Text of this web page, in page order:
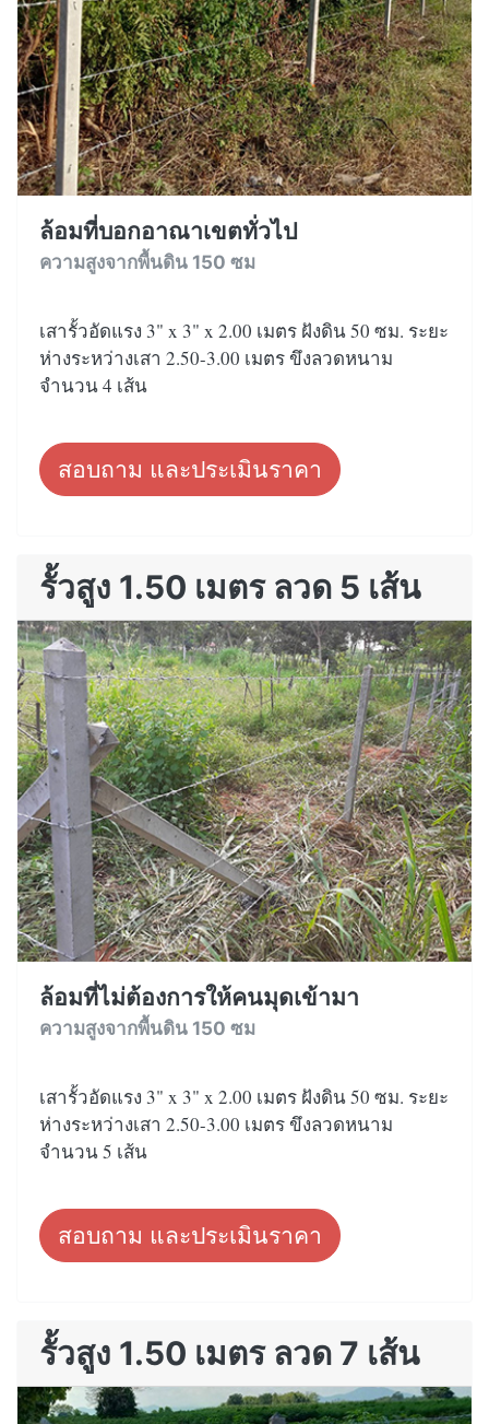
ล้อมที่บอกอาณาเขตทั่วไป
ความสูงจากพื้นดิน 150 ซม
เสารั้วอัดแรง 3" x 3" x 2.00 เมตร ฝังดิน 50 ซม. ระยะ
ห่างระหว่างเสา 2.50-3.00 เมตร ขึงลวดหนาม
จำนวน 4 เส้น
สอบถาม และประเมินราคา
รั้วสูง 1.50 เมตร ลวด 5 เส้น
ล้อมที่ไม่ต้องการให้คนมุดเข้ามา
ความสูงจากพื้นดิน 150 ซม
เสารั้วอัดแรง 3" x 3" x 2.00 เมตร ฝังดิน 50 ซม. ระยะ
ห่างระหว่างเสา 2.50-3.00 เมตร ขึงลวดหนาม
จำนวน 5 เส้น
สอบถาม และประเมินราคา
รั้วสูง 1.50 เมตร ลวด 7 เส้น